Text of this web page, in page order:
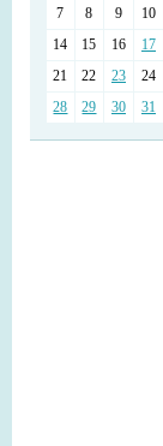
7
8 9 10
14
15 16 17
21
22 23 24
28
29 30 31